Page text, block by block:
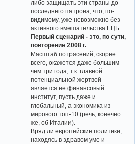
либо защищать эти страны до
последнего патрона, что, по-
видимому, уже невозможно без
активного вмешательства ЕЦБ.
Первый сценарий - это, по сути,
повторение 2008 г.
Масштаб потрясений, скорее
всего, окажется даже большим
чем три года, т.к. главной
потенциальной жертвой
является не финансовый
институт, пусть даже и
глобальный, а экономика из
мирового топ-10 (речь, конечно
же, об Италии).
Вряд ли европейские политики,
находясь в здравом уме и